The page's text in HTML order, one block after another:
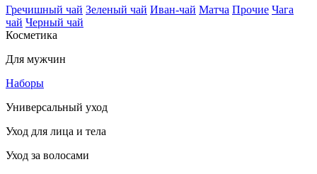
Гречишный чай Зеленый чай Иван-чай Матча Прочие Чага
чай Черный чай
Косметика
Для мужчин
Наборы
Универсальный уход
Уход для лица и тела
Уход за волосами